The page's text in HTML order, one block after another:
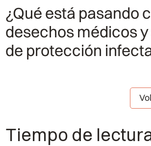
¿Qué está pasando
desechos médicos
de protección
Tiempo de